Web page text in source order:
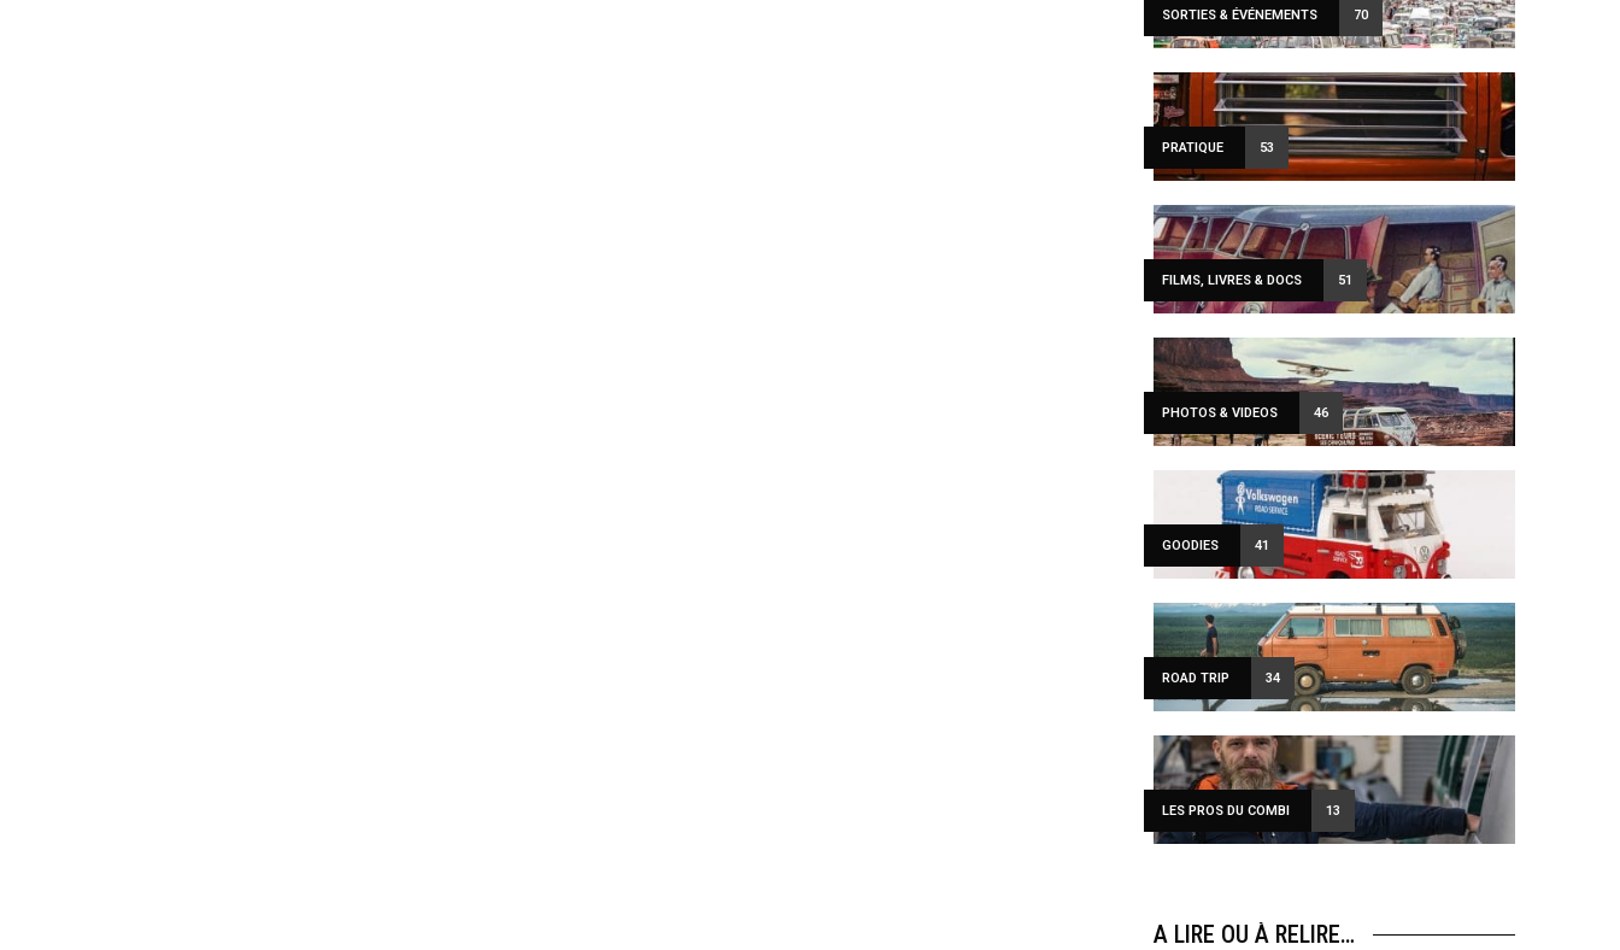
SORTIES & ÉVÉNEMENTS 70
PRATIQUE 53
FILMS, LIVRES & DOCS 51
PHOTOS & VIDEOS 46
GOODIES 41
ROAD TRIP 34
LES PROS DU COMBI 13
A LIRE OU À RELIRE…